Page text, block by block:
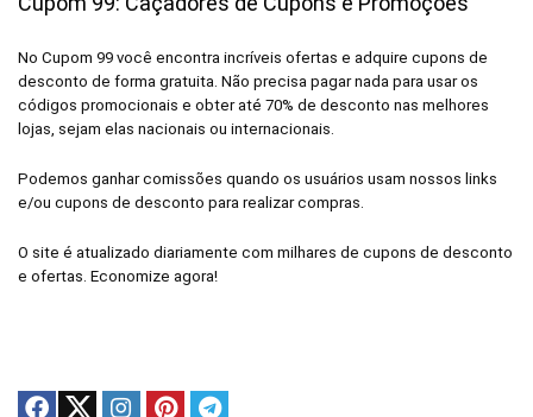
No Cupom 99 você encontra incríveis ofertas e adquire cupons de
desconto de forma gratuita. Não precisa pagar nada para usar os
códigos promocionais e obter até 70% de desconto nas melhores
lojas, sejam elas nacionais ou internacionais.
Podemos ganhar comissões quando os usuários usam nossos links
e/ou cupons de desconto para realizar compras.
O site é atualizado diariamente com milhares de cupons de desconto
e ofertas. Economize agora!